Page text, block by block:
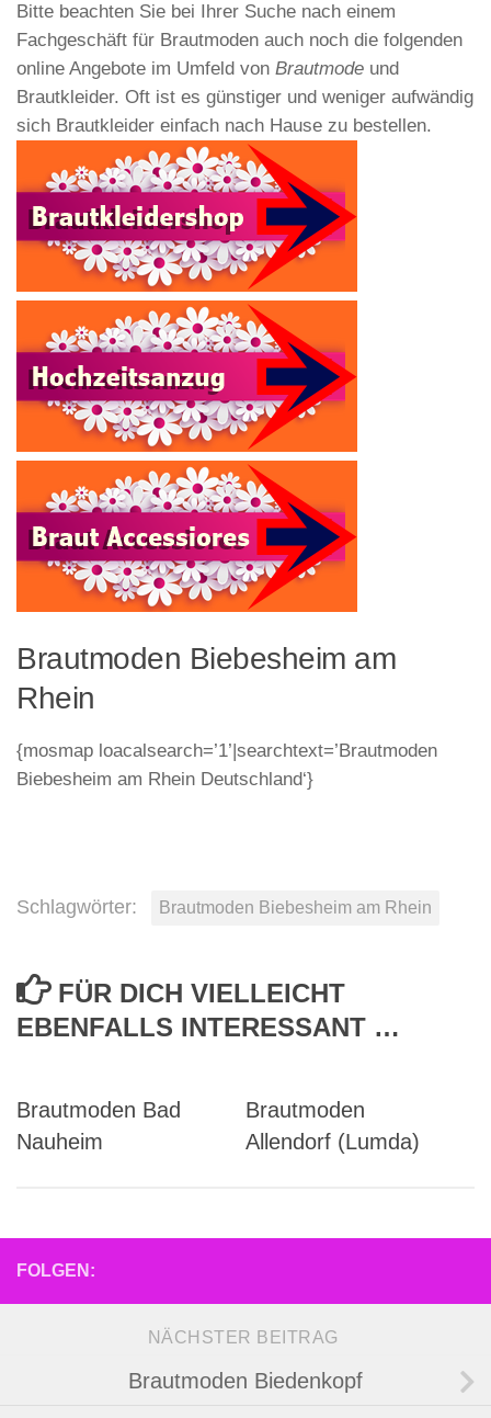
Bitte beachten Sie bei Ihrer Suche nach einem
Fachgeschäft für Brautmoden auch noch die folgenden
online Angebote im Umfeld von Brautmode und
Brautkleider. Oft ist es günstiger und weniger aufwändig
sich Brautkleider einfach nach Hause zu bestellen.
Brautmoden Biebesheim am
Rhein
{mosmap loacalsearch=’1’|searchtext=’Brautmoden
Biebesheim am Rhein Deutschland‘}
Schlagwörter: Brautmoden Biebesheim am Rhein
FÜR DICH VIELLEICHT
EBENFALLS INTERESSANT …
Brautmoden Bad
Nauheim
Brautmoden
Allendorf (Lumda)
FOLGEN:
NÄCHSTER BEITRAG
Brautmoden Biedenkopf